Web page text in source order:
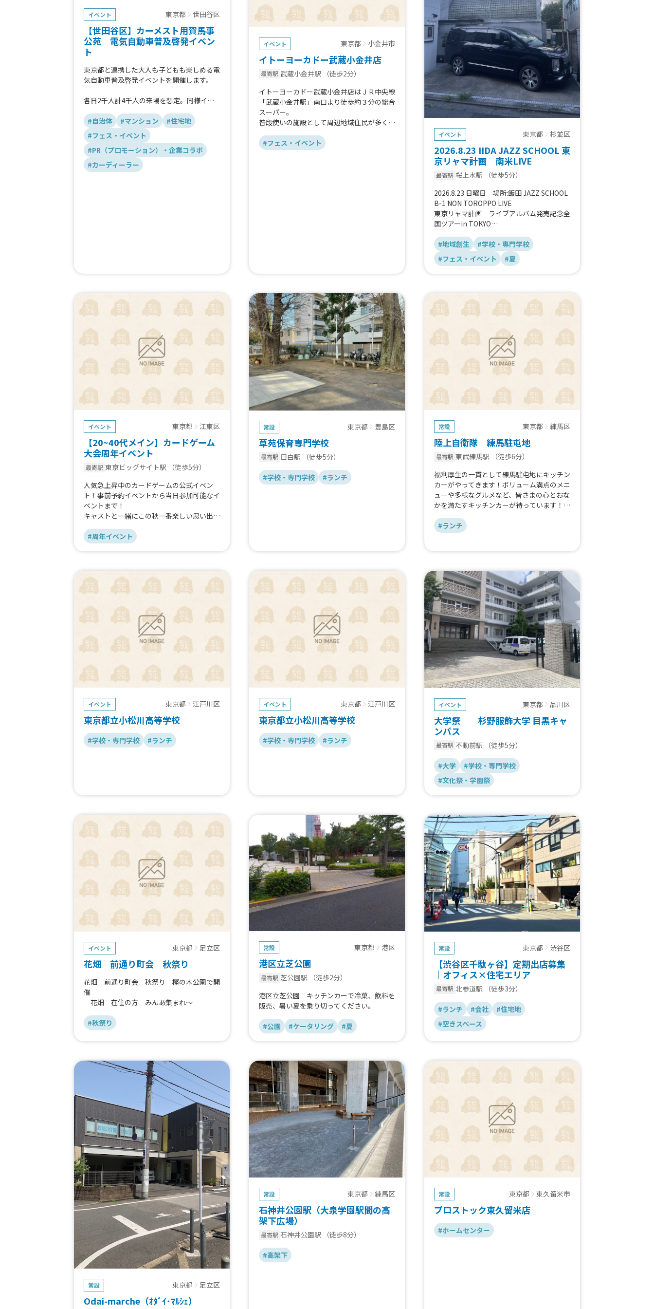
イベント 東京都 世田谷区
【世田谷区】カーメスト用賀馬事
公苑 電気自動車普及啓発イベン
ト
東京都と連携した大人も子どもも楽しめる電
気自動車普及啓発イベントを開催します。
各日2千人計4千人の来場を想定。同様イベ
が、
平均来場者数は計2～5千人程度。イベント
広報による来場期待から集客を予想しており
ます。
※TOP画像は、過去のイベントのものです。
#自治体 #マンション
#住宅地
#フェス・イベント
#PR（プロモーション）・企業コラボ
#カーディーラー
イベント 東京都 小金井市
イトーヨーカドー武蔵小金井店
最寄駅 武蔵小金井駅
（徒歩2分）
イトーヨーカドー武蔵小金井店はＪＲ中央線
「武蔵小金井駅」南口より徒歩約３分の総合
スーパー。
普段使いの施設として周辺地域住民が多く訪
#フェス・イベント
イベント 東京都 杉並区
2026.8.23 IIDA JAZZ SCHOOL 東
京リャマ計画 南米LIVE
最寄駅 桜上水駅
（徒歩5分）
2026.8.23 日曜日 場所:飯田 JAZZ SCHOOL
B-1 NON TOROPPO LIVE
東京リャマ計画 ライブアルバム発売記念全
国ツアーin TOKYO
VE💫
駐車場にてキッチンカー営業をしますので、
一般の方、ライブを聴かない人もフリーに遊
#地域創生
#学校・専門学校
#フェス・イベント
#夏
イベント 東京都 江東区
【20~40代メイン】カードゲーム
大会周年イベント
最寄駅 東京ビッグサイト駅
（徒歩5分）
人気急上昇中のカードゲームの公式イベン
ト！事前予約イベントから当日参加可能なイ
ベントまで！
キャストと一緒にこの秋一番楽しい思い出を
#周年イベント
常設 東京都 豊島区
草苑保育専門学校
最寄駅 目白駅 （徒歩5分）
#学校・専門学校 #ランチ
常設 東京都 練馬区
陸上自衛隊 練馬駐屯地
最寄駅 東武練馬駅
（徒歩6分）
福利厚生の一貫として練馬駐屯地にキッチン
カーがやってきます！ボリューム満点のメニ
ューや多様なグルメなど、皆さまの心とおな
かを満たすキッチンカーが待っています！ぜ
#ランチ
イベント 東京都 江戸川区
東京都立小松川高等学校
#学校・専門学校 #ランチ
イベント 東京都 江戸川区
東京都立小松川高等学校
#学校・専門学校 #ランチ
イベント 東京都 品川区
大学祭 杉野服飾大学 目黒キャ
ンパス
最寄駅 不動前駅 （徒歩5分）
#大学
#学校・専門学校
#文化祭・学園祭
イベント 東京都 足立区
花畑 前通り町会 秋祭り
花畑 前通り町会 秋祭り 樫の木公園で開
催
花畑 在住の方 みんあ集まれ～
#秋祭り
常設 東京都 港区
港区立芝公園
最寄駅 芝公園駅
（徒歩2分）
港区立芝公園 キッチンカーで冷菓、飲料を
販売、暑い夏を乗り切ってください。
#公園 #ケータリング #夏
常設 東京都 渋谷区
【渋谷区千駄ヶ谷】定期出店募集
｜オフィス×住宅エリア
最寄駅 北参道駅 （徒歩3分）
#ランチ #会社
#住宅地
#空きスペース
常設 東京都 足立区
Odai-marche（ｵﾀﾞｲ･ﾏﾙｼｪ）
常設 東京都 練馬区
石神井公園駅（大泉学園駅間の高
架下広場）
最寄駅 石神井公園駅 （徒歩8分）
#高架下
常設 東京都 東久留米市
プロストック東久留米店
#ホームセンター